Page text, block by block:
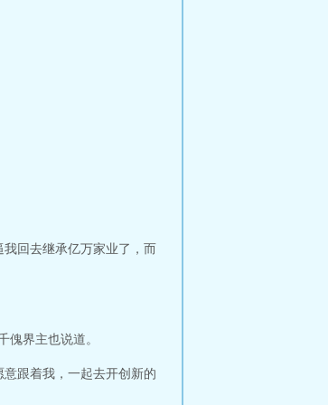
回去继承亿万家业了，而
傀界主也说道。
跟着我，一起去开创新的